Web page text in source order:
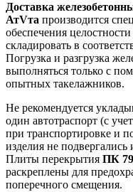
Доставка
АтVта производится
обеспечения
складировать в
Погрузка и разгрузка
выполняться только с
опытных такелажников.
Не рекомендуется
один автотраспорт (с
при транспортировке и
изделия не
Плиты перекрытия ПК
раскреплены для
поперечного смещения.